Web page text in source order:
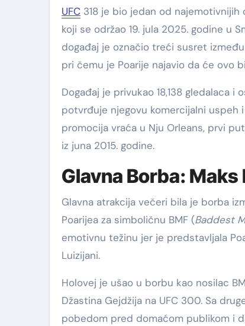
UFC 318 je bio jedan od
koji se održao 19. jula 2025. godine u
događaj je označio treći susret
pri čemu je Poarije najavio da će ovo
Događaj je privukao 18,138 gledalaca
potvrđuje njegovu komercijalni uspeh
promocija vraća u Nju Orleans, prvi
iz juna 2015. godine.
Glavna Borba:
Glavna atrakcija večeri bila je borba
Poarijea za simboličnu BMF (Baddest
emotivnu težinu jer je predstavljala
Luizijani.
Holovej je ušao u borbu kao nosilac
Džastina Gejdžija na UFC 300. Sa
pobedom pred domaćom publikom i